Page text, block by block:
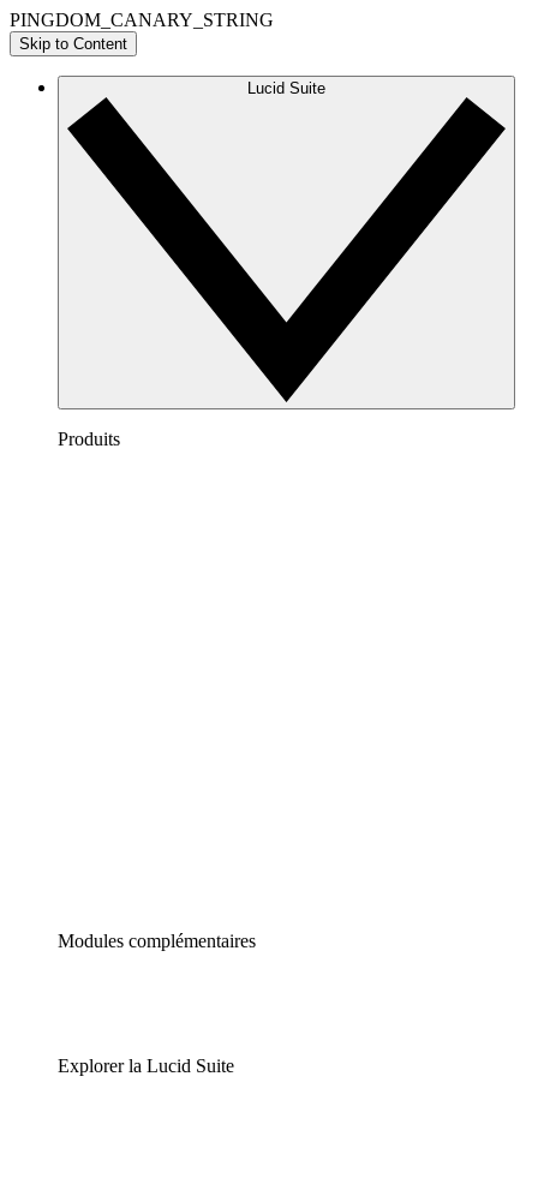
PINGDOM_CANARY_STRING
Skip to Content
Lucid Suite
Produits
Modules complémentaires
Explorer la Lucid Suite